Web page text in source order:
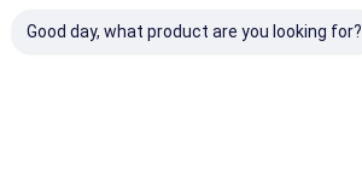
Good day, what product are you looking for?